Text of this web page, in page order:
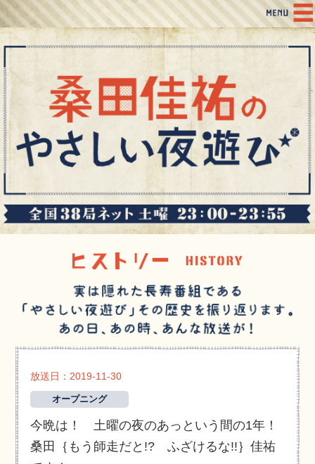
放送日：2019-11-30
オープニング
今晩は！ 土曜の夜のあっという間の1年！
桑田｛もう師走だと!? ふざけるな!!｝佳祐